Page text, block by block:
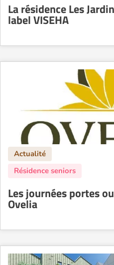
La résidence Les
label VISEHA
Les journées portes
Ovelia